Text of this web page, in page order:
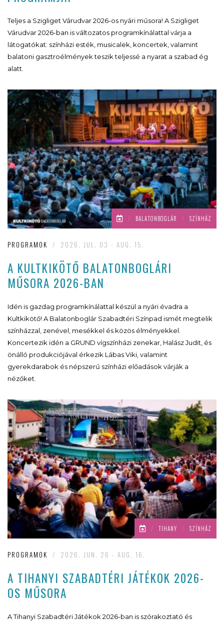
Teljes a Szigliget Várudvar 2026-os nyári műsora! A Szigliget
Várudvar 2026-ban is változatos programkínálattal várja a
látogatókat: színházi esték, musicalek, koncertek, valamint
balatoni gasztroélmények teszik teljessé a nyarat a szabad ég
alatt.
/ BALATONBOGLÁR / SZÍNHÁZ
PROGRAMOK / 2026. JUL. 03 - AUG. 15.
A KULTKIKÖTŐ BALATONBOGLÁRI
MŰSORA 2026-BAN
Idén is gazdag programkínálattal készül a nyári évadra a
Kultkikötő! A Balatonboglár Szabadtéri Színpad ismét megtelik
színházzal, zenével, mesékkel és közös élményekkel.
Koncertezik idén a GRUND vígszínházi zenekar, Halász Judit, és
önálló produkciójával érkezik Lábas Viki, valamint
gyerekdarabok és népszerű színházi előadások várják a
nézőket.
/ TIHANY / SZÍNHÁZ
PROGRAMOK / 2026. JUN. 26 - AUG. 16.
A TIHANYI SZABADTÉRI JÁTÉKOK 2026-
OS MŰSORA
A Tihanyi Szabadtéri Játékok 2026-ban is szórakoztató és